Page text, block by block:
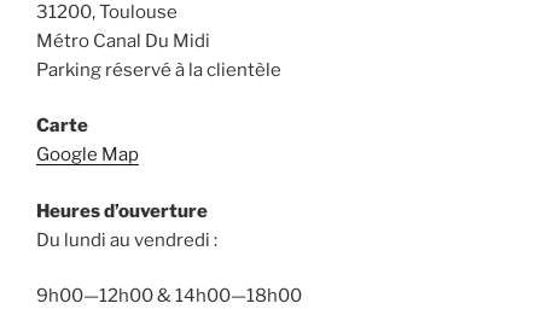
31200, Toulouse
Métro Canal Du Midi
Parking réservé à la clientèle
Carte
Google Map
Heures d’ouverture
Du lundi au vendredi :
9h00—12h00 & 14h00—18h00